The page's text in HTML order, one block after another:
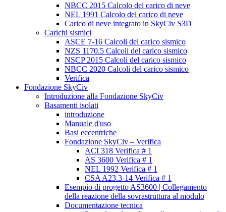
NBCC 2015 Calcolo del carico di neve
NEL 1991 Calcolo del carico di neve
Carico di neve integrato in SkyCiv S3D
Carichi sismici
ASCE 7-16 Calcoli del carico sismico
NZS 1170.5 Calcoli del carico sismico
NSCP 2015 Calcoli del carico sismico
NBCC 2020 Calcoli del carico sismico
Verifica
Fondazione SkyCiv
Introduzione alla Fondazione SkyCiv
Basamenti isolati
introduzione
Manuale d'uso
Basi eccentriche
Fondazione SkyCiv – Verifica
ACI 318 Verifica # 1
AS 3600 Verifica # 1
NEL 1992 Verifica # 1
CSA A23.3-14 Verifica # 1
Esempio di progetto AS3600 | Collegamento
della reazione della sovrastruttura al modulo
Documentazione tecnica